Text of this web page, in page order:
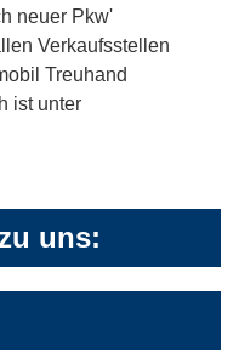
neuer Pkw'
Verkaufsstellen
Treuhand
ist unter
uns: